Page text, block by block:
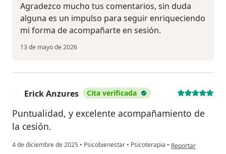
Agradezco mucho tus comentarios, sin duda
alguna es un impulso para seguir enriqueciendo
mi forma de acompañarte en sesión.
13 de mayo de 2026
Erick Anzures Cita verificada
Puntualidad, y excelente acompañamiento de
la cesión.
4 de diciembre de 2025 • Psicobienestar • Psicoterapia • en opinión del
Reportar